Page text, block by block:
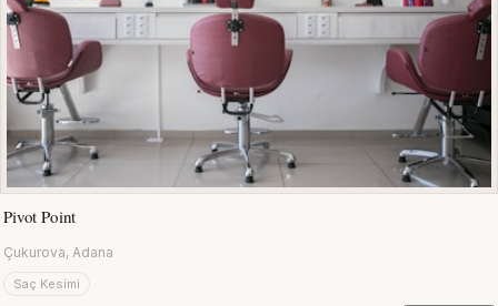
Pivot Point
Çukurova, Adana
Saç Kesimi